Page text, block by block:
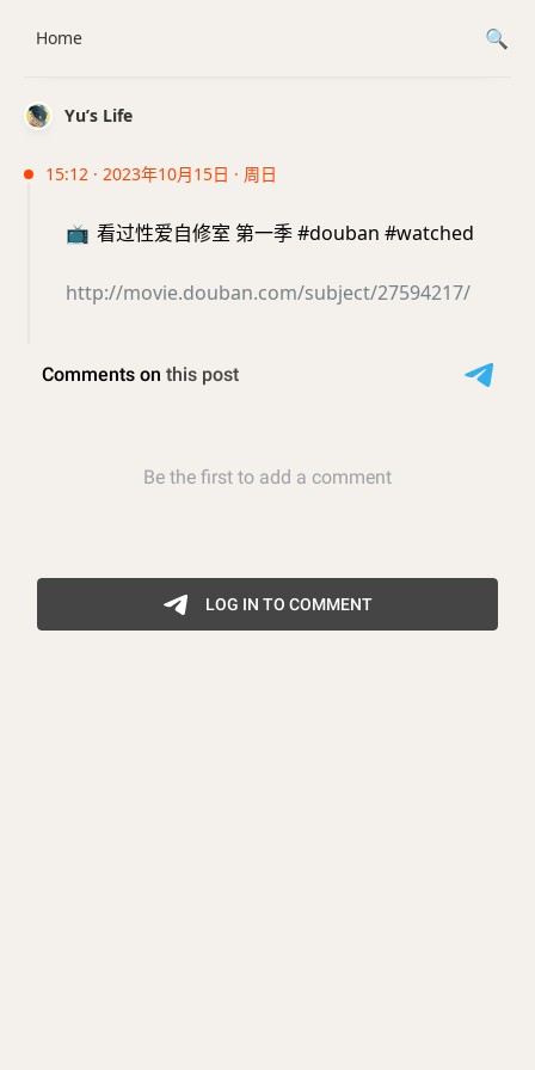
Yu’s Life
15:12 · 2023年10月15日 · 周日
📺 看过性爱自修室 第一季 #douban #watched
http://movie.douban.com/subject/27594217/
Home